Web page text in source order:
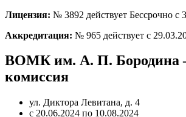
Лицензия: № 3892 действует Бессрочно с
Аккредитация: № 965 действует с
ВОМК им. А. П. Бородина
комиссия
ул. Диктора Левитана, д. 4
с 20.06.2024 по 10.08.2024